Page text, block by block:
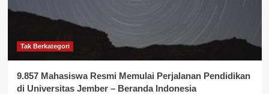
Tak Berkategori
9.857 Mahasiswa Resmi Memulai Perjalanan Pendidikan
di Universitas Jember – Beranda Indonesia